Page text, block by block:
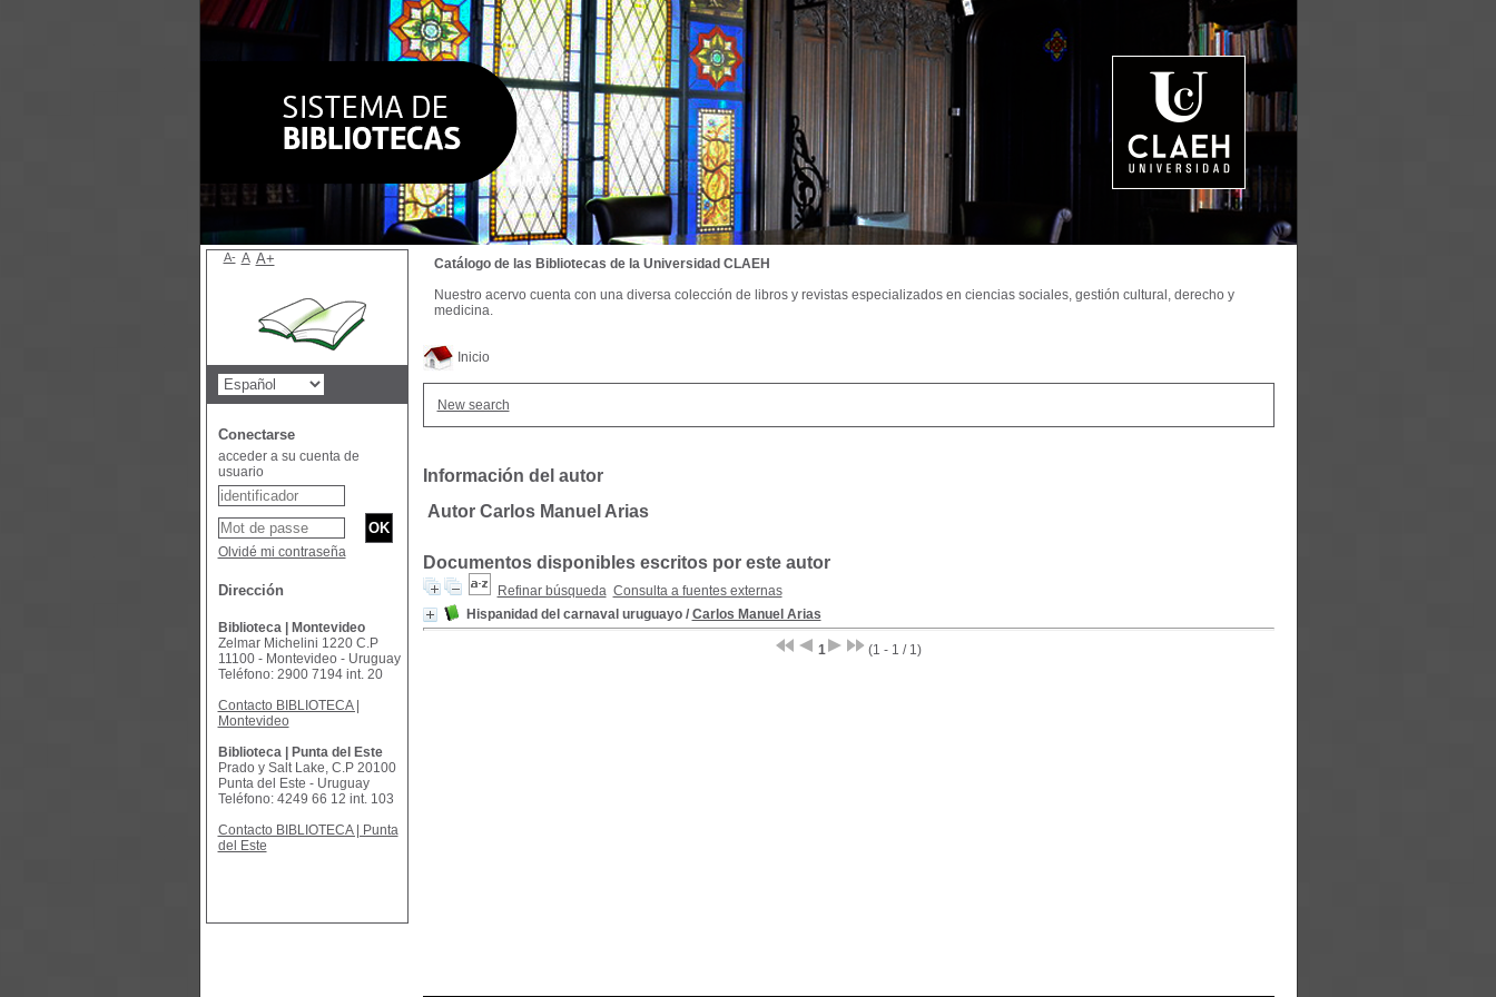
Inicio
New search
Información del autor
Autor Carlos Manuel Arias
Documentos disponibles escritos por este autor
Refinar búsqueda Consulta a fuentes externas
Hispanidad del carnaval uruguayo/ Carlos Manuel Arias
1 (1 - 1 / 1)
Catálogo de las Bibliotecas de la Universidad CLAEH
Nuestro acervo cuenta con una diversa colección de libros y revistas especializados en ciencias sociales, gestión cultural, derecho y
medicina.
A- A A+
Conectarse
acceder a su cuenta de
usuario
Olvidé mi contraseña
Dirección
Biblioteca | Montevideo
Zelmar Michelini 1220 C.P
11100 - Montevideo - Uruguay
Teléfono: 2900 7194 int. 20
Contacto BIBLIOTECA |
Montevideo
Biblioteca | Punta del Este
Prado y Salt Lake, C.P 20100
Punta del Este - Uruguay
Teléfono: 4249 66 12 int. 103
Contacto BIBLIOTECA | Punta
del Este